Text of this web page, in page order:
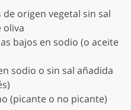
origen vegetal sin sal
oliva
bajos en sodio (o aceite
sodio o sin sal añadida
(picante o no picante)